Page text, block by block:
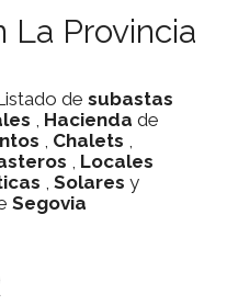
La Provincia
de subastas
, Hacienda de
, Chalets ,
, Locales
, Solares y
Segovia